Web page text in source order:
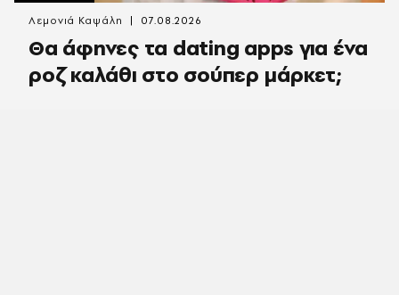
Θα άφηνες τα dating apps για ένα
ροζ καλάθι στο σούπερ μάρκετ;
Λεμονιά Καψάλη 07.08.2026